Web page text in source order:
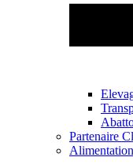
Partenaire